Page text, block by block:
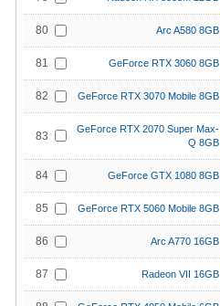
80 Arc A580 8GB
81 GeForce RTX 3060 8GB
82 GeForce RTX 3070 Mobile 8GB
83
GeForce RTX 2070 Super Max-
Q 8GB
84 GeForce GTX 1080 8GB
85 GeForce RTX 5060 Mobile 8GB
86 Arc A770 16GB
87 Radeon VII 16GB